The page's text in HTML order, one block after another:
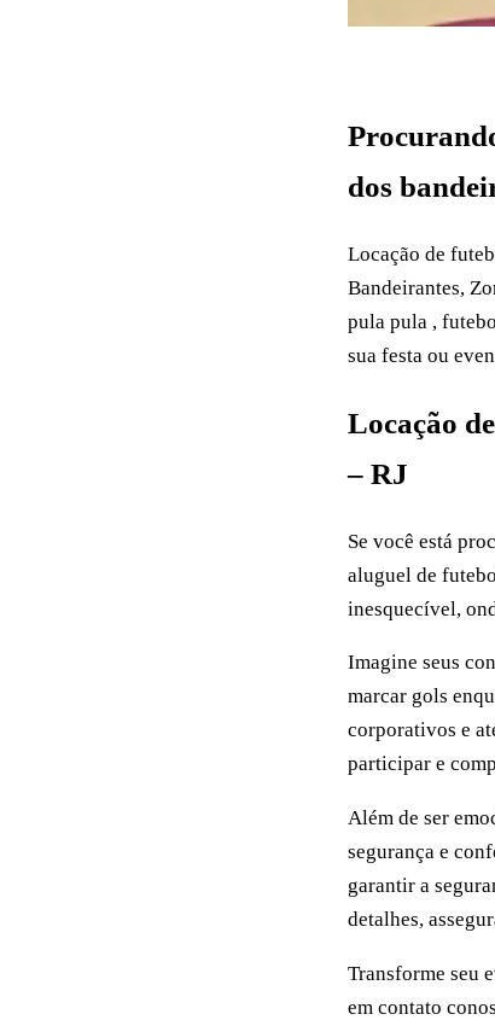
dos
Locação de
Bandeirantes,
pula pula ,
sua festa ou
Locação
– RJ
Se você está
aluguel de
inesquecível,
Imagine seus
marcar gols
corporativos e
participar e
Além de ser
segurança e
garantir a
detalhes,
Transforme seu
em contato